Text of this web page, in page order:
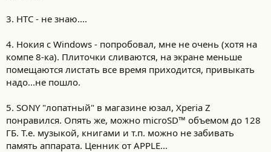
3. НТС - не знаю....
4. Нокия с Windows - попробовал, мне не очень (хотя на
компе 8-ка). Плиточки сливаются, на экране меньше
помещаются листать все время приходится, привыкать
надо...не пошло.
5. SONY "лопатный" в магазине юзал, Xperia Z
понравился. Опять же, можно microSD™ объемом до 128
ГБ. Т.е. музыкой, книгами и т.п. можно не забивать
память аппарата. Ценник от APPLE...